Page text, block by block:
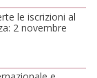
2 novembre